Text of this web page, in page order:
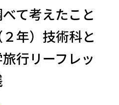
て考えたこと
年）技術科と
行リーフレッ